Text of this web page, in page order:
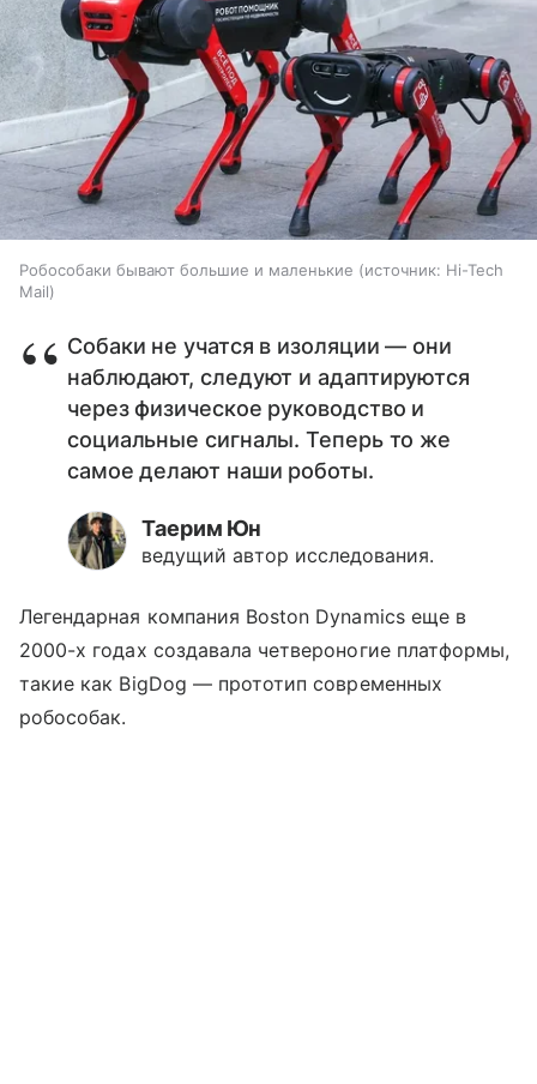
Робособаки бывают большие и маленькие источник: Hi-Tech
Mail
Собаки не учатся в изоляции — они
наблюдают, следуют и адаптируются
через физическое руководство и
социальные сигналы. Теперь то же
самое делают наши роботы.
Таерим Юн
ведущий автор исследования.
Легендарная компания Boston Dynamics еще в
2000-х годах создавала четвероногие платформы,
такие как BigDog — прототип современных
робособак.